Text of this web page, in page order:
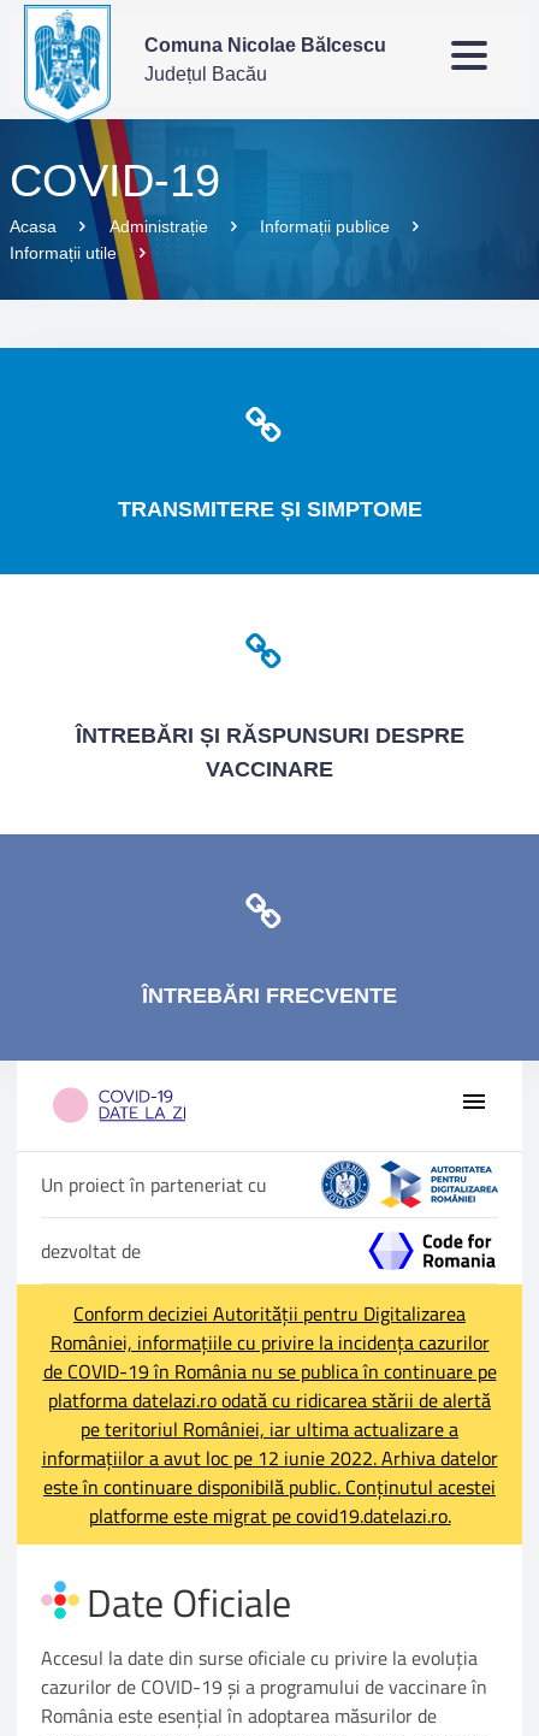
Comuna Nicolae Bălcescu
Județul Bacău
COVID-19
Acasa Administrație
Informații publice
Informații utile
TRANSMITEREȘI SIMPTOME
ÎNTREBĂRI ȘI RĂSPUNSURI DESPRE
VACCINARE
ÎNTREBĂRI FRECVENTE